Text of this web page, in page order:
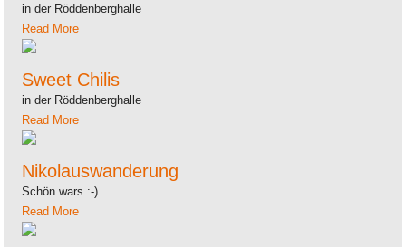
in der Röddenberghalle
Read More
Sweet Chilis
in der Röddenberghalle
Read More
Nikolauswanderung
Schön wars :-)
Read More